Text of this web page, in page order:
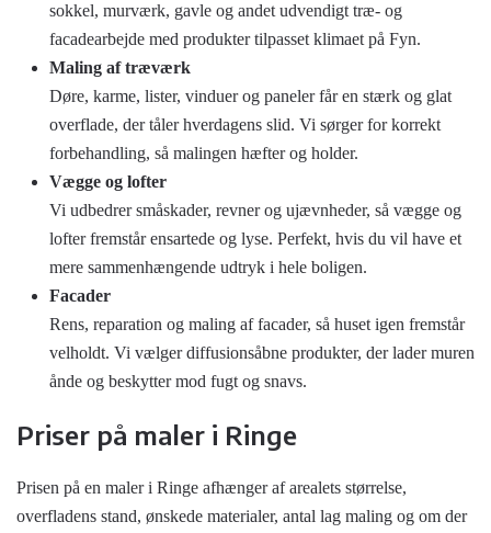
sokkel, murværk, gavle og andet udvendigt træ- og
facadearbejde med produkter tilpasset klimaet på Fyn.
Maling af træværk
Døre, karme, lister, vinduer og paneler får en stærk og glat
overflade, der tåler hverdagens slid. Vi sørger for korrekt
forbehandling, så malingen hæfter og holder.
Vægge og lofter
Vi udbedrer småskader, revner og ujævnheder, så vægge og
lofter fremstår ensartede og lyse. Perfekt, hvis du vil have et
mere sammenhængende udtryk i hele boligen.
Facader
Rens, reparation og maling af facader, så huset igen fremstår
velholdt. Vi vælger diffusionsåbne produkter, der lader muren
ånde og beskytter mod fugt og snavs.
Priser på maler i Ringe
Prisen på en maler i Ringe afhænger af arealets størrelse,
overfladens stand, ønskede materialer, antal lag maling og om der